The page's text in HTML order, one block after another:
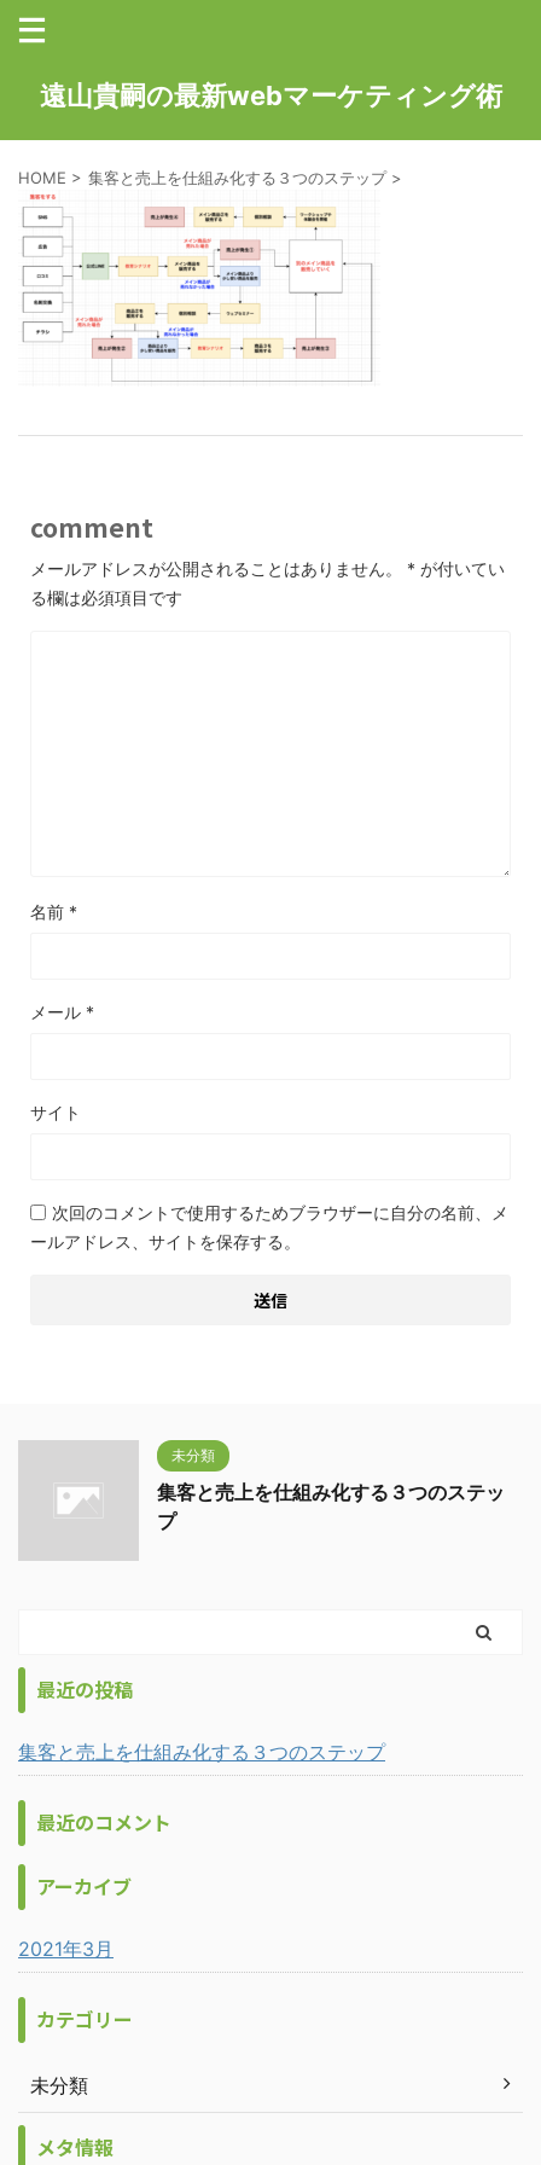
遠山貴嗣の最新webマーケティング術
HOME > 集客と売上を仕組み化する３つのステップ >
comment
メールアドレスが公開されることはありません。 * が付いてい
る欄は必須項目です
名前 *
メール *
サイト
次回のコメントで使用するためブラウザーに自分の名前、メ
ールアドレス、サイトを保存する。
未分類
集客と売上を仕組み化する３つのステッ
プ
最近の投稿
集客と売上を仕組み化する３つのステップ
最近のコメント
アーカイブ
2021年3月
カテゴリー
未分類
メタ情報